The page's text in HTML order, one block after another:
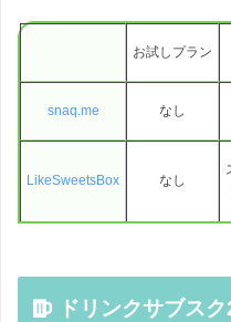
お試しプラン
snaq.me なし
LikeSweetsBox なし
ドリンクサブス